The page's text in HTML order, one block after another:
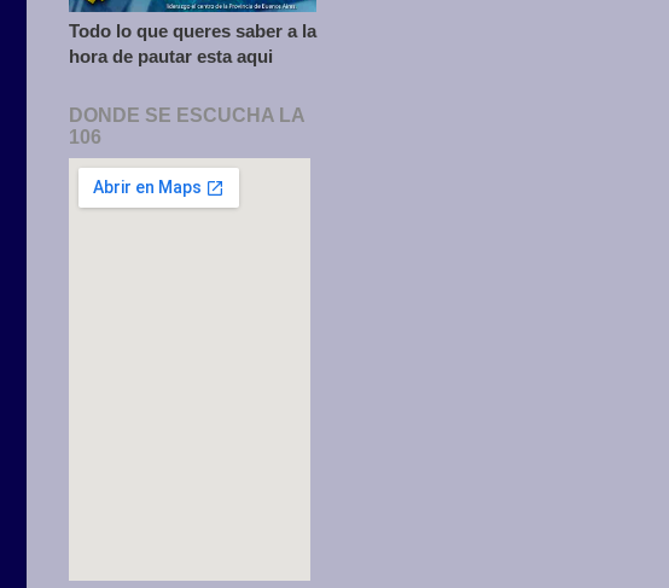
Todo lo que queres saber a la
hora de pautar esta aqui
DONDE SE ESCUCHA LA
106